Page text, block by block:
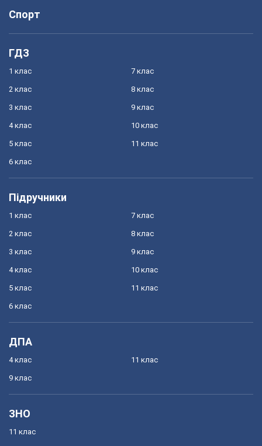
Спорт
ГДЗ
1 клас
2 клас
3 клас
4 клас
5 клас
6 клас
7 клас
8 клас
9 клас
10 клас
11 клас
Підручники
1 клас
2 клас
3 клас
4 клас
5 клас
6 клас
7 клас
8 клас
9 клас
10 клас
11 клас
ДПА
4 клас
9 клас
11 клас
ЗНО
11 клас